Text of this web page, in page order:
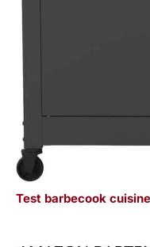
Test barbecook